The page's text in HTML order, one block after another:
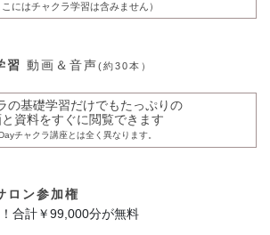
こにはチャクラ学習は含みません）
習 動画＆音声(約30本 ）
の基礎学習だけでもたっぷりの
資料をすぐに閲覧できます
チャクラ講座とは全く異なります。
ロン参加権
合計￥99,000分が無料